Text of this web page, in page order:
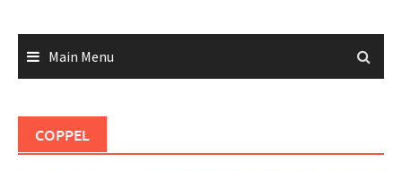
Main Menu
COPPEL